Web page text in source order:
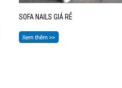
SOFA NAILS GIÁ RẺ